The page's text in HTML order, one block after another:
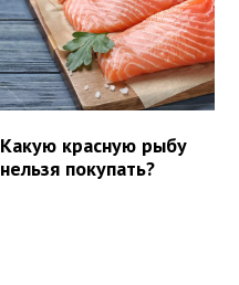
Какую красную рыбу
нельзя покупать?